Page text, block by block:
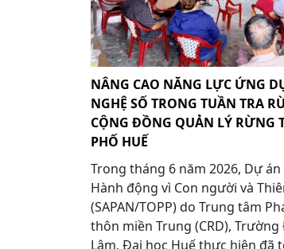
NÂNG CAO NĂNG LỰC ỨNG
NGHỆ SỐ TRONG TUẦN TRA
CỘNG ĐỒNG QUẢN LÝ RỪNG
PHỐ HUẾ
Trong tháng 6 năm 2026, Dự án
Hành động vì Con người và
(SAPAN/TOPP) do Trung tâm
thôn miền Trung (CRD),
Lâm, Đại học Huế thực hiện đã